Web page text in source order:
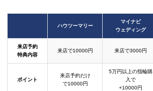
ハウツーマリー
マイナビ
ウェディング
来店予約
特典内容
来店で10000円 来店で3000円
ポイント
来店予約だけ
で10000円
5万円以上の指輪購
入で
+10000円